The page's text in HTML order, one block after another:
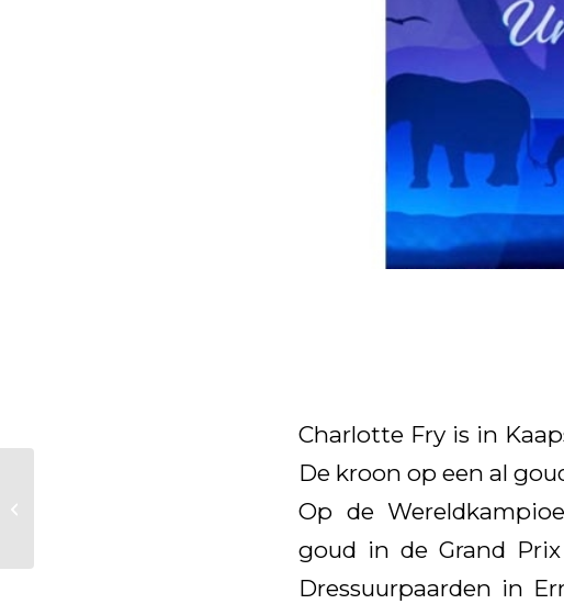
Charlotte Fry is in
De kroon op een al
Op de
goud in de Grand
Dressuurpaarden in